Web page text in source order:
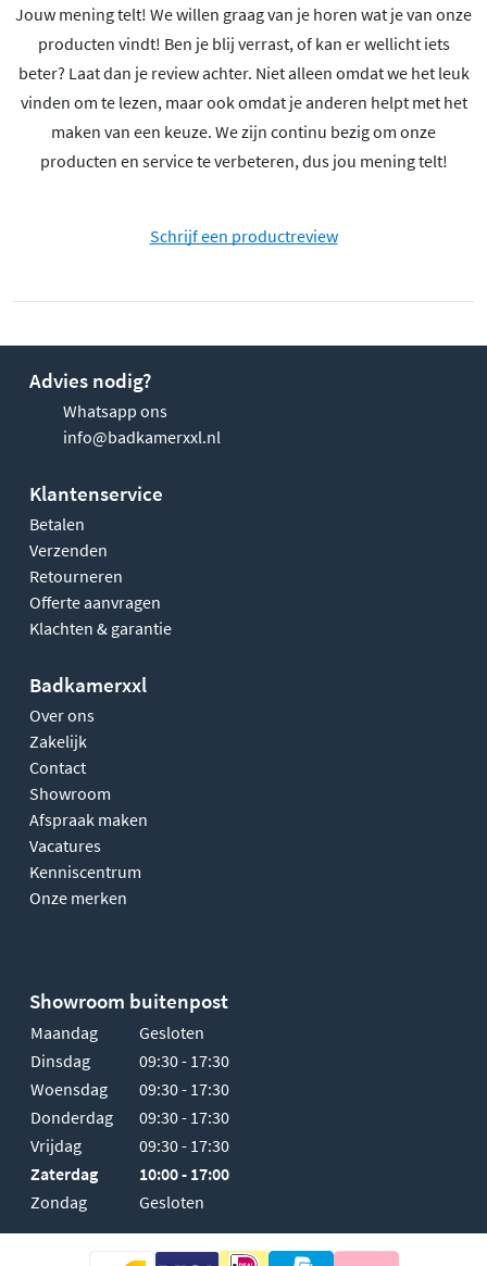
Jouw mening telt! We willen graag van je horen wat je van onze
producten vindt! Ben je blij verrast, of kan er wellicht iets
beter? Laat dan je review achter. Niet alleen omdat we het leuk
vinden om te lezen, maar ook omdat je anderen helpt met het
maken van een keuze. We zijn continu bezig om onze
producten en service te verbeteren, dus jou mening telt!
Schrijf een productreview
Advies nodig?
Whatsapp ons
info@badkamerxxl.nl
Klantenservice
Betalen
Verzenden
Retourneren
Offerte aanvragen
Klachten & garantie
Badkamerxxl
Over ons
Zakelijk
Contact
Showroom
Afspraak maken
Vacatures
Kenniscentrum
Onze merken
Showroom buitenpost
Maandag
Gesloten
Dinsdag
09:30 - 17:30
Woensdag
09:30 - 17:30
Donderdag
09:30 - 17:30
Vrijdag
09:30 - 17:30
Zaterdag
10:00 - 17:00
Zondag
Gesloten